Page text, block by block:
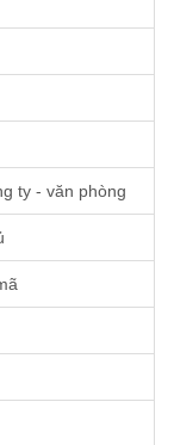
ty - văn phòng